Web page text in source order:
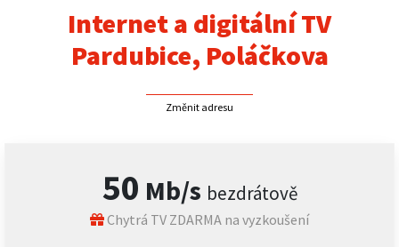
ČEZNET TV
Kontakt
Internet a digitální TV
Pardubice, Poláčkova
Změnit adresu
50 Mb/s bezdrátově
Chytrá TV ZDARMA na vyzkoušení